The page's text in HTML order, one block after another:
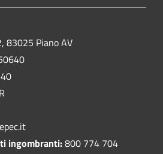
83025 Piano AV
ingombranti:800 774 704